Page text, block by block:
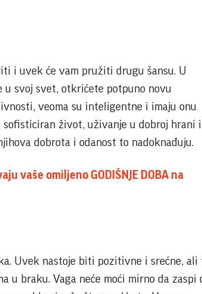
i uvek će vam pružiti drugu šansu. U
u svoj svet, otkrićete potpuno novu
veoma su inteligentne i imaju onu
život, uživanje u dobroj hrani i
dobrota i odanost to nadoknađuju.
vaše omiljeno GODIŠNJE DOBA na
Uvek nastoje biti pozitivne i srećne, ali
u braku. Vaga neće moći mirno da zaspi